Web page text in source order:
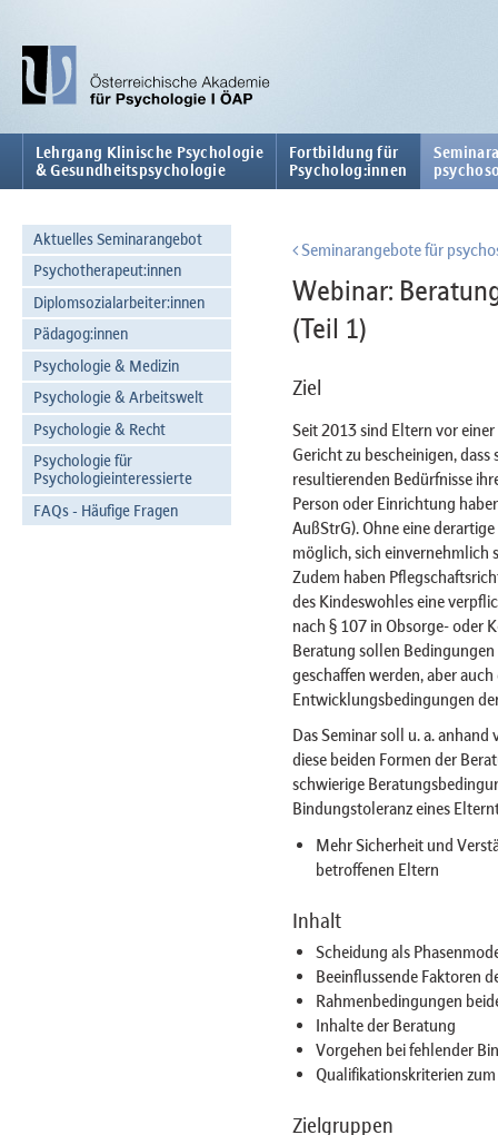
Lehrgang Klinische Psychologie
& Gesundheitspsychologie
Fortbildung für
Psycholog:innen
Aktuelles Seminarangebot
Psychotherapeut:innen
Diplomsozialarbeiter:innen
Pädagog:innen
Psychologie & Medizin
Psychologie & Arbeitswelt
Psychologie & Recht
Psychologie für
Psychologieinteressierte
FAQs - Häufige Fragen
Seminarangebote für
Webinar:
(Teil 1)
Ziel
Seit 2013 sind Eltern vor
Gericht zu bescheinigen, dass
resultierenden Bedürfnisse
Person oder Einrichtung
AußStrG). Ohne eine
möglich, sich einvernehmlich
Zudem haben
des Kindeswohles eine
nach § 107 in Obsorge- oder
Beratung sollen
geschaffen werden, aber
Entwicklungsbedingungen
Das Seminar soll u. a.
diese beiden Formen der
schwierige
Bindungstoleranz eines
Mehr Sicherheit und
betroffenen Eltern
Inhalt
Scheidung als
Beeinflussende Faktoren
Rahmenbedingungen
Inhalte der Beratung
Vorgehen bei fehlender
Qualifikationskriterien
Zielgruppen